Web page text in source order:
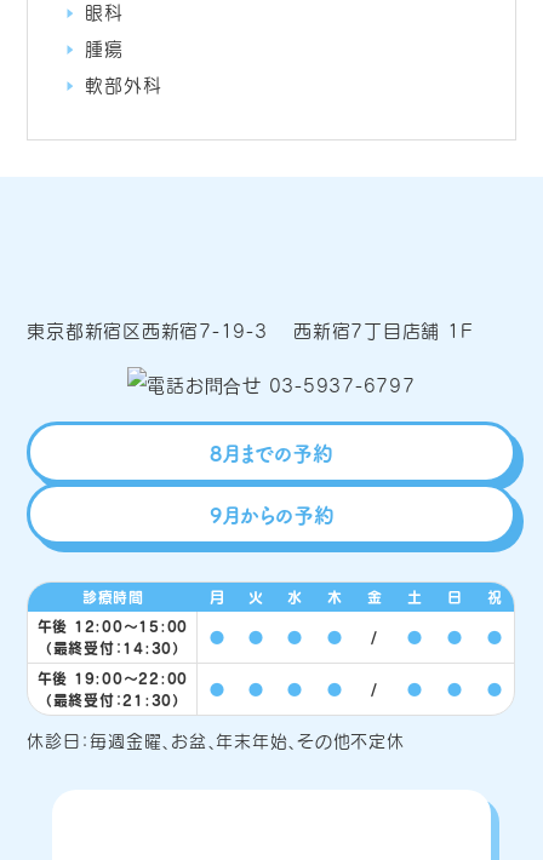
眼科
腫瘍
軟部外科
東京都新宿区西新宿7-19-3 西新宿7丁目店舗 1F
8月までの予約
9月からの予約
診療時間 月 火 水 木 金 土 日
祝
午後 12:00〜15:00
（最終受付：14:30）
● ● ● ● / ● ● ●
午後 19:00〜22:00
（最終受付：21:30）
● ● ● ● / ● ● ●
休診日：毎週金曜、お盆、年末年始、その他不定休